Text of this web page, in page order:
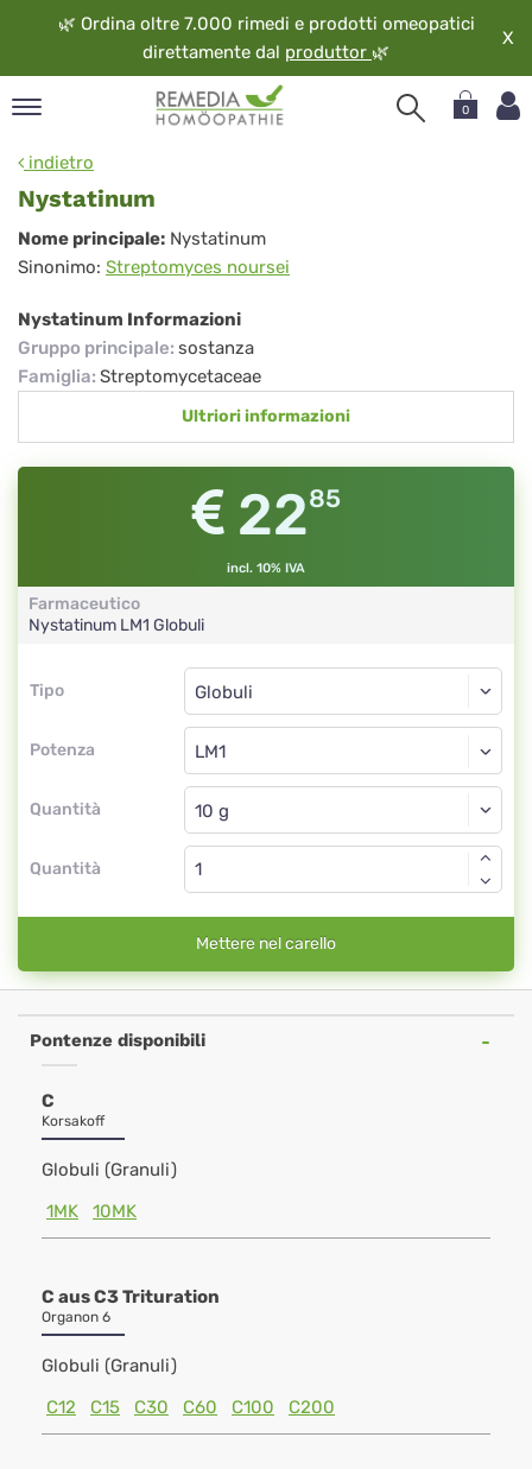
🌿 Ordina oltre 7.000 rimedi e prodotti omeopatici
direttamente dal produttor 🌿
X
0
indietro
Nystatinum
Nystatinum
Nome principale: Nystatinum
Sinonimo: Streptomyces noursei
Nystatinum Informazioni
Gruppo principale: sostanza
Famiglia: Streptomycetaceae
Ultriori informazioni
2285
incl. 10% IVA
Farmaceutico
Nystatinum LM1 Globuli
Tipo
Tipo
Potenza
Globuli
LM1
Quantità
Globuli
Quantità
Mettere nel carello
Pontenze disponibili
C
Korsakoff
Globuli (Granuli)
1MK
10MK
C aus C3 Trituration
Organon 6
Globuli (Granuli)
C12
C15 C30 C60 C100 C200